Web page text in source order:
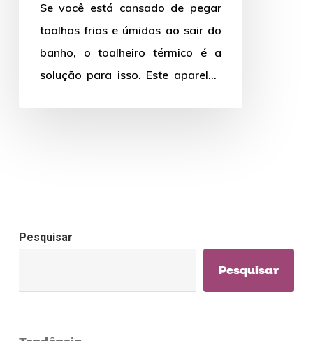
friasSe você está cansado de pegar
toalhas frias e úmidas ao sair do
banho, o toalheiro térmico é a
solução para isso. Este aparelho
Pesquisar
Pesquisar